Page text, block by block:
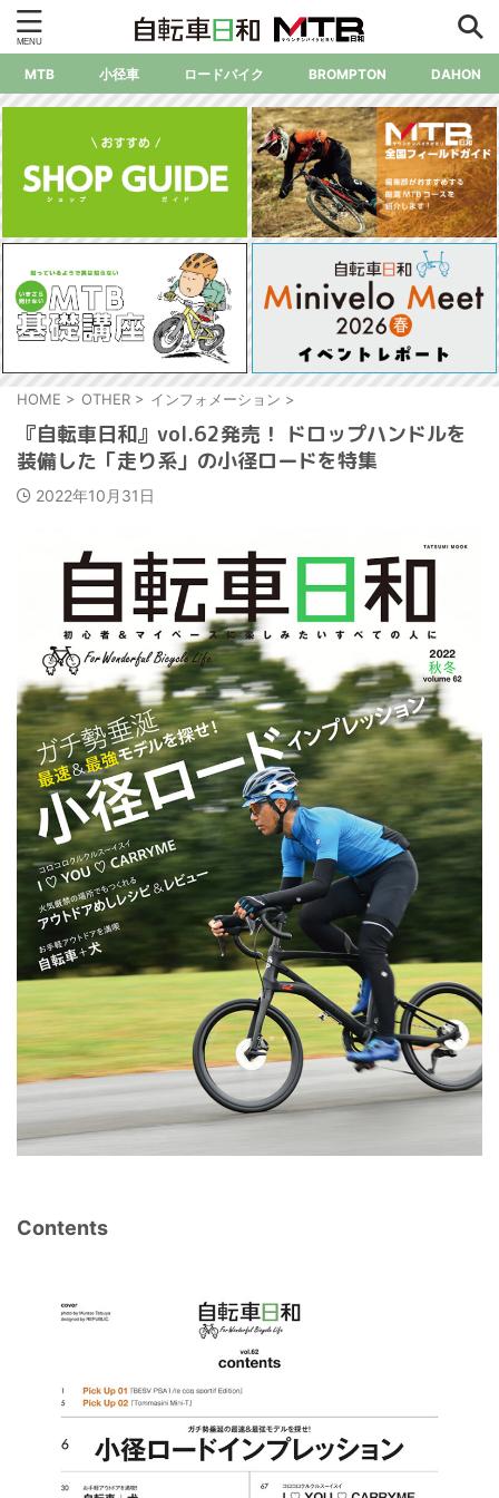
MTB 小径車 ロードバイク BROMPTON DAHON
HOME > OTHER > インフォメーション >
『自転車日和』vol.62発売！ ドロップハンドルを
装備した「走り系」の小径ロードを特集
2022年10月31日
Contents